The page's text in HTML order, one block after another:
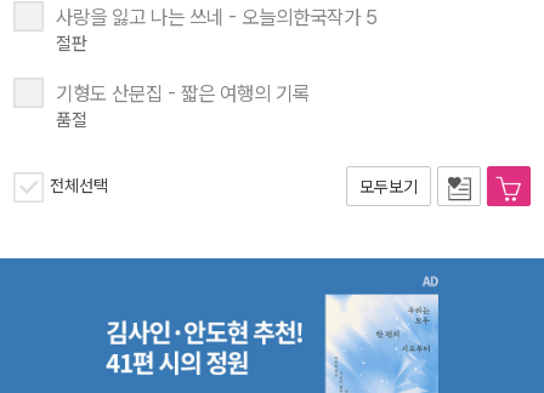
사랑을 잃고 나는 쓰네 - 오늘의한국작가 5
절판
기형도 산문집 - 짧은 여행의 기록
품절
전체선택 모두보기